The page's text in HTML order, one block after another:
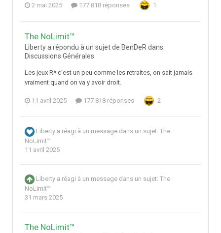
2 mai 2025 177 818 réponses 1
The NoLimit™
Liberty a répondu à un sujet de BenDeR dans
Discussions Générales
Les jeux R* c'est un peu comme les retraites, on sait jamais
vraiment quand on va y avoir droit.
11 avril 2025 177 818 réponses 2
Liberty a réagi à un message dans un sujet: The
NoLimit™
11 avril 2025
Liberty a réagi à un message dans un sujet: The
NoLimit™
31 mars 2025
The NoLimit™